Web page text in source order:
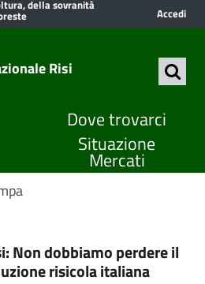
della sovranità
Accedi
Risi
Dove trovarci
Situazione
Mercati
Non dobbiamo perdere il
risicola italiana